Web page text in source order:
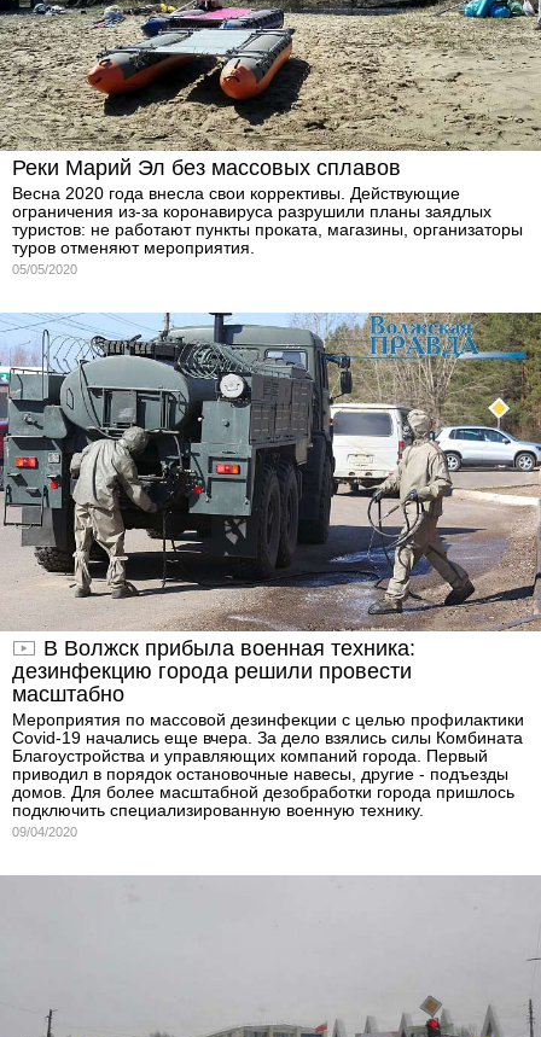
Реки Марий Эл без массовых сплавов
Весна 2020 года внесла свои коррективы. Действующие
ограничения из-за коронавируса разрушили планы заядлых
туристов: не работают пункты проката, магазины, организаторы
туров отменяют мероприятия.
05/05/2020
В Волжск прибыла военная техника:
дезинфекцию города решили провести
масштабно
Мероприятия по массовой дезинфекции с целью профилактики
Covid-19 начались еще вчера. За дело взялись силы Комбината
Благоустройства и управляющих компаний города. Первый
приводил в порядок остановочные навесы, другие - подъезды
домов. Для более масштабной дезобработки города пришлось
подключить специализированную военную технику.
09/04/2020